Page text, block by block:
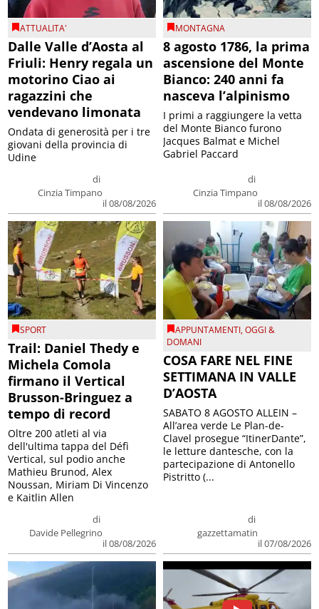
ATTUALITA'
Dalle Valle d’Aosta al
Friuli: Henry regala un
motorino Ciao ai
ragazzini che
vendevano limonata
di
Cinzia Timpano
il 08/08/2026
Ondata di generosità per i tre
giovani della provincia di
Udine
MONTAGNA
8 agosto 1786, la prima
ascensione del Monte
Bianco: 240 anni fa
nasceva l’alpinismo
di
Cinzia Timpano
il 08/08/2026
I primi a raggiungere la vetta
del Monte Bianco furono
Jacques Balmat e Michel
Gabriel Paccard
SPORT
Trail: Daniel Thedy e
Michela Comola
firmano il Vertical
Brusson-Bringuez a
tempo di record
di
Davide Pellegrino
il 08/08/2026
Oltre 200 atleti al via
dell'ultima tappa del Défì
Vertical, sul podio anche
Mathieu Brunod, Alex
Noussan, Miriam Di Vincenzo
e Kaitlin Allen
APPUNTAMENTI,OGGI &
DOMANI
COSA FARE NEL FINE
SETTIMANA IN VALLE
D’AOSTA
di
gazzettamatin
il 07/08/2026
SABATO 8 AGOSTO ALLEIN –
All’area verde Le Plan-de-
Clavel prosegue “ItinerDante”,
le letture dantesche, con la
partecipazione di Antonello
Pistritto (...